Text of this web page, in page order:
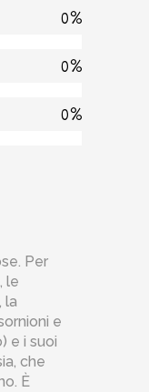
0
0
0
Per
le
la
e
e i suoi
che
È